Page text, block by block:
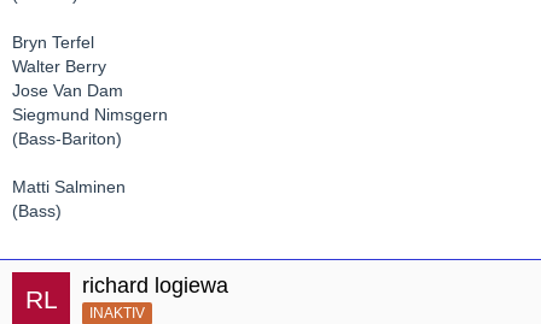
Bryn Terfel
Walter Berry
Jose Van Dam
Siegmund Nimsgern
(Bass-Bariton)
Matti Salminen
(Bass)
richard logiewa
INAKTIV